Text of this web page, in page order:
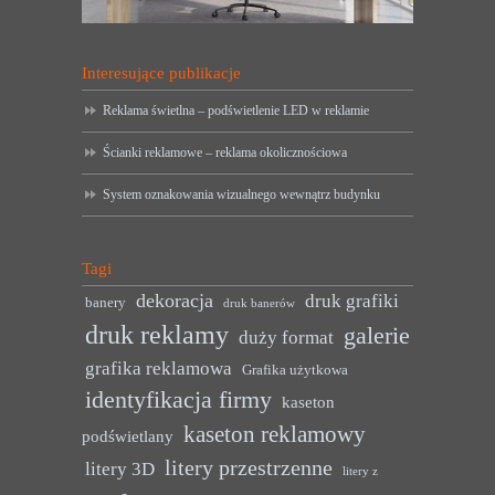
Interesujące publikacje
Reklama świetlna – podświetlenie LED w reklamie
Ścianki reklamowe – reklama okolicznościowa
System oznakowania wizualnego wewnątrz budynku
Tagi
banery dekoracja druk banerów druk grafiki
druk reklamy duży format galerie
grafika reklamowa Grafika użytkowa
identyfikacja firmy kaseton
podświetlany kaseton reklamowy
litery 3D litery przestrzenne litery z